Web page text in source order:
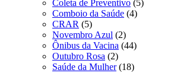
Coleta de Preventivo (5)
Comboio da Saúde (4)
CRAR (5)
Novembro Azul (2)
Ônibus da Vacina (44)
Outubro Rosa (2)
Saúde da Mulher(18)